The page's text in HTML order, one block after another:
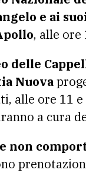
e ai
, alle ore
delle
Nuova
alle ore 11
a cura
non